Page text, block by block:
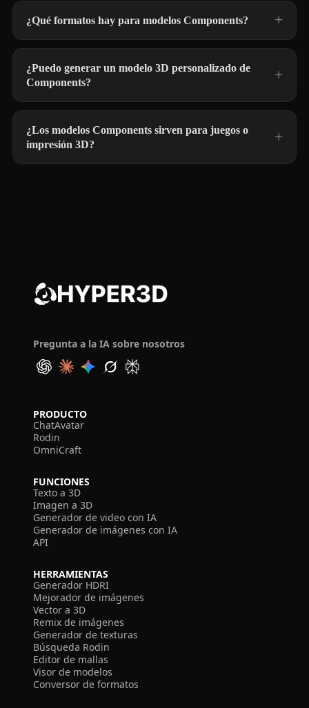
¿Qué formatos hay para modelos Components?
¿Puedo generar un modelo 3D personalizado de
Components?
¿Los modelos Components sirven para juegos o
impresión 3D?
Pregunta a la IA sobre nosotros
PRODUCTO
ChatAvatar
Rodin
OmniCraft
FUNCIONES
Texto a 3D
Imagen a 3D
Generador de video con IA
Generador de imágenes con IA
API
HERRAMIENTAS
Generador HDRI
Mejorador de imágenes
Vector a 3D
Remix de imágenes
Generador de texturas
Búsqueda Rodin
Editor de mallas
Visor de modelos
Conversor de formatos